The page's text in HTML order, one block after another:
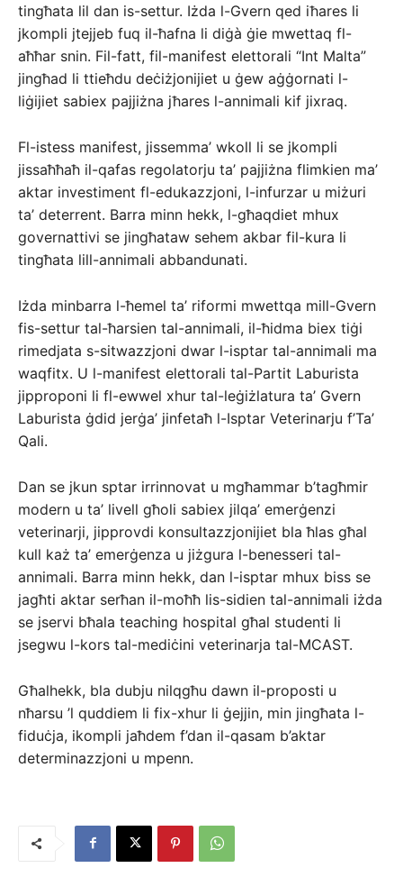
tingħata lil dan is-settur. Iżda l-Gvern qed iħares li
jkompli jtejjeb fuq il-ħafna li diġà ġie mwettaq fl-
aħħar snin. Fil-fatt, fil-manifest elettorali “Int Malta”
jingħad li ttieħdu deċiżjonijiet u ġew aġġornati l-
liġijiet sabiex pajjiżna jħares l-annimali kif jixraq.
Fl-istess manifest, jissemma’ wkoll li se jkompli
jissaħħaħ il-qafas regolatorju ta’ pajjiżna flimkien ma’
aktar investiment fl-edukazzjoni, l-infurzar u miżuri
ta’ deterrent. Barra minn hekk, l-għaqdiet mhux
governattivi se jingħataw sehem akbar fil-kura li
tingħata lill-annimali abbandunati.
Iżda minbarra l-ħemel ta’ riformi mwettqa mill-Gvern
fis-settur tal-ħarsien tal-annimali, il-ħidma biex tiġi
rimedjata s-sitwazzjoni dwar l-isptar tal-annimali ma
waqfitx. U l-manifest elettorali tal-Partit Laburista
jipproponi li fl-ewwel xhur tal-leġiżlatura ta’ Gvern
Laburista ġdid jerġa’ jinfetaħ l-Isptar Veterinarju f’Ta’
Qali.
Dan se jkun sptar irrinnovat u mgħammar b’tagħmir
modern u ta’ livell għoli sabiex jilqa’ emerġenzi
veterinarji, jipprovdi konsultazzjonijiet bla ħlas għal
kull każ ta’ emerġenza u jiżgura l-benesseri tal-
annimali. Barra minn hekk, dan l-isptar mhux biss se
jagħti aktar serħan il-moħħ lis-sidien tal-annimali iżda
se jservi bħala teaching hospital għal studenti li
jsegwu l-kors tal-mediċini veterinarja tal-MCAST.
Għalhekk, bla dubju nilqgħu dawn il-proposti u
nħarsu ’l quddiem li fix-xhur li ġejjin, min jingħata l-
fiduċja, ikompli jaħdem f’dan il-qasam b’aktar
determinazzjoni u mpenn.